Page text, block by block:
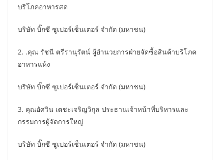
บริโภคอาหารสด
บริษัท บิ๊กซี ซูเปอร์เซ็นเตอร์ จำกัด (มหาชน)
2. .คุณ รัชนี ตรีรานุรัตน์ ผู้​​อำนวยการฝ่ายจัดซื้อสินค้าบริโภค
อาหารแห้ง
บริษัท บิ๊กซี ซูเปอร์เซ็นเตอร์ จำกัด (มหาชน)
3. คุณอัศวิน เตชะเจริญวิกุล ​ประธานเจ้าหน้าที่บริหารและ
กรรมการผู้จัดการใหญ่
บริษัท บิ๊กซี ซูเปอร์เซ็นเตอร์ จำกัด (มหาชน)